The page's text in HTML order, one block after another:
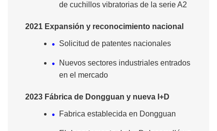
de cuchillos vibratorias de la serie A2
2021 Expansión y reconocimiento nacional
Solicitud de patentes nacionales
Nuevos sectores industriales entrados
en el mercado
2023 Fábrica de Dongguan y nueva I+D
Fabrica establecida en Dongguan